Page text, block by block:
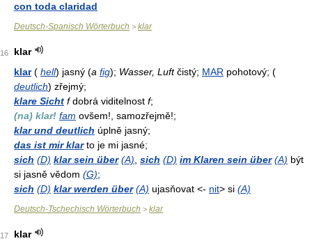
con toda claridad
Deutsch-Spanisch Wörterbuch > klar
16
klar
klar( hell) jasný (a fig); Wasser, Luftčistý; MAR pohotový; (
deutlich) zřejmý;
klare Sicht fdobrá viditelnost f;
(na) klar! fam ovšem!, samozřejmě!;
klar und deutlich úplně jasný;
das ist mir klarto je mi jasné;
sich (D) klar sein über (A) sich (D) im Klaren sein über (A) být
si jasně vědom (G);
sich (D) klar werden über (A) ujasňovat <- nit> si (A)
Deutsch-Tschechisch Wörterbuch > klar
17
klar